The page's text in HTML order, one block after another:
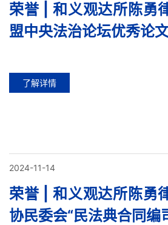
荣誉 | 和义观达所陈勇
盟中央法治论坛优秀论
了解详情
2024-11-14
荣誉 | 和义观达所陈勇
协民委会“民法典合同编